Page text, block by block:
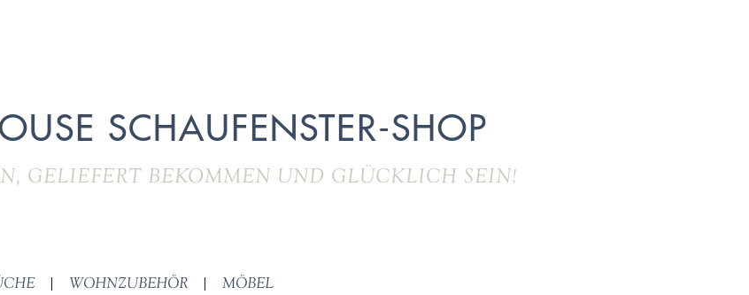
SCHAUFENSTER-SHOP
GELIEFERT BEKOMMEN UND GLÜCKLICH SEIN!
| WOHNZUBEHÖR | MÖBEL